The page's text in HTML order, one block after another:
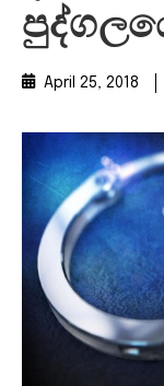
April 25, 2018